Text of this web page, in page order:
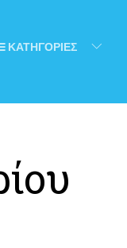
ΚΑΤΗΓΟΡΙΕΣ